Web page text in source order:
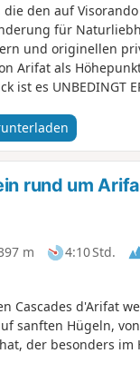
den auf
für
und originellen
Arifat als
es UNBEDINGT
rund um
m 4:10 Std.
Cascades d'Arifat
sanften Hügeln,
der besonders